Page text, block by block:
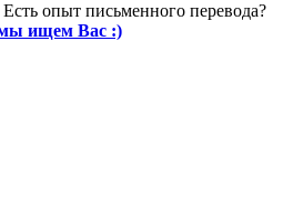
Есть опыт письменного перевода?
ищем Вас :)